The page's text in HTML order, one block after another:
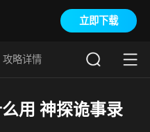
立即下载
攻略详情
用 神探诡事录